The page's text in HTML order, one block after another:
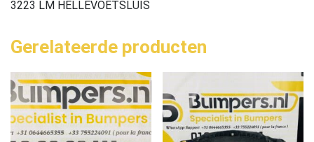
3223 LM HELLEVOETSLUIS
Gerelateerde producten